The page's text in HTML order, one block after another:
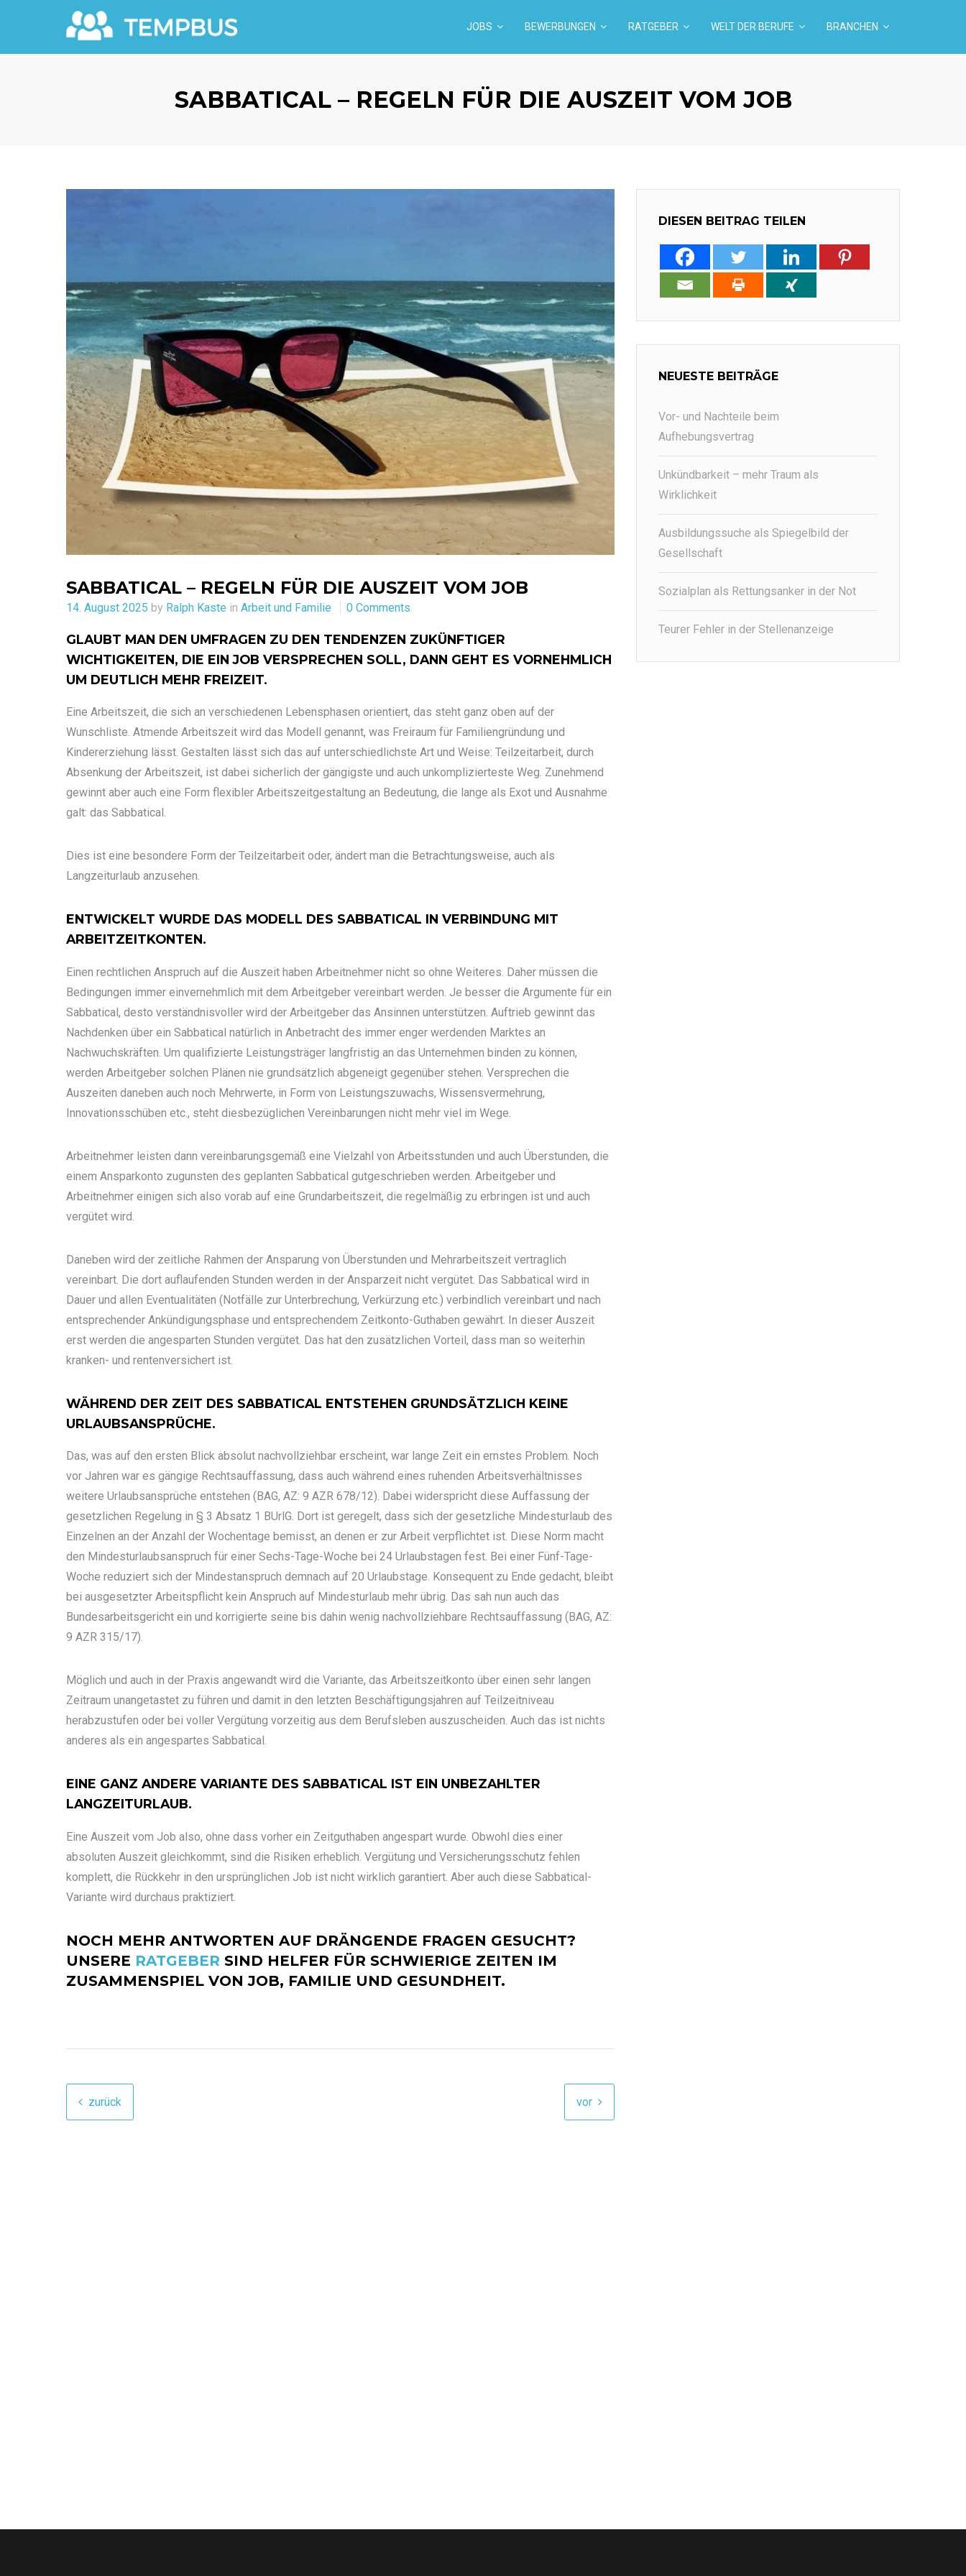
JOBS BEWERBUNGEN RATGEBER WELT DER BERUFE BRANCHEN
SABBATICAL – REGELN FÜR DIE AUSZEIT VOM JOB
SABBATICAL – REGELN FÜR DIE AUSZEIT VOM JOB
Posted
14. August 2025 by Ralph Kaste in Arbeit und Familie 0 Comments
GLAUBT MAN DEN UMFRAGEN ZU DEN TENDENZEN ZUKÜNFTIGER
WICHTIGKEITEN, DIE EIN JOB VERSPRECHEN SOLL, DANN GEHT ES VORNEHMLICH
UM DEUTLICH MEHR FREIZEIT.
Eine Arbeitszeit, die sich an verschiedenen Lebensphasen orientiert, das steht ganz oben auf der
Wunschliste. Atmende Arbeitszeit wird das Modell genannt, was Freiraum für Familiengründung und
Kindererziehung lässt. Gestalten lässt sich das auf unterschiedlichste Art und Weise: Teilzeitarbeit, durch
Absenkung der Arbeitszeit, ist dabei sicherlich der gängigste und auch unkomplizierteste Weg. Zunehmend
gewinnt aber auch eine Form flexibler Arbeitszeitgestaltung an Bedeutung, die lange als Exot und Ausnahme
galt: das Sabbatical.
Dies ist eine besondere Form der Teilzeitarbeit oder, ändert man die Betrachtungsweise, auch als
Langzeiturlaub anzusehen.
ENTWICKELT WURDE DAS MODELL DES SABBATICAL IN VERBINDUNG MIT
ARBEITZEITKONTEN.
Einen rechtlichen Anspruch auf die Auszeit haben Arbeitnehmer nicht so ohne Weiteres. Daher müssen die
Bedingungen immer einvernehmlich mit dem Arbeitgeber vereinbart werden. Je besser die Argumente für ein
Sabbatical, desto verständnisvoller wird der Arbeitgeber das Ansinnen unterstützen. Auftrieb gewinnt das
Nachdenken über ein Sabbatical natürlich in Anbetracht des immer enger werdenden Marktes an
Nachwuchskräften. Um qualifizierte Leistungsträger langfristig an das Unternehmen binden zu können,
werden Arbeitgeber solchen Plänen nie grundsätzlich abgeneigt gegenüber stehen. Versprechen die
Auszeiten daneben auch noch Mehrwerte, in Form von Leistungszuwachs, Wissensvermehrung,
Innovationsschüben etc., steht diesbezüglichen Vereinbarungen nicht mehr viel im Wege.
Arbeitnehmer leisten dann vereinbarungsgemäß eine Vielzahl von Arbeitsstunden und auch Überstunden, die
einem Ansparkonto zugunsten des geplanten Sabbatical gutgeschrieben werden. Arbeitgeber und
Arbeitnehmer einigen sich also vorab auf eine Grundarbeitszeit, die regelmäßig zu erbringen ist und auch
vergütet wird.
Daneben wird der zeitliche Rahmen der Ansparung von Überstunden und Mehrarbeitszeit vertraglich
vereinbart. Die dort auflaufenden Stunden werden in der Ansparzeit nicht vergütet. Das Sabbatical wird in
Dauer und allen Eventualitäten (Notfälle zur Unterbrechung, Verkürzung etc.) verbindlich vereinbart und nach
entsprechender Ankündigungsphase und entsprechendem Zeitkonto-Guthaben gewährt. In dieser Auszeit
erst werden die angesparten Stunden vergütet. Das hat den zusätzlichen Vorteil, dass man so weiterhin
kranken- und rentenversichert ist.
WÄHREND DER ZEIT DES SABBATICAL ENTSTEHEN GRUNDSÄTZLICH KEINE
URLAUBSANSPRÜCHE.
Das, was auf den ersten Blick absolut nachvollziehbar erscheint, war lange Zeit ein ernstes Problem. Noch
vor Jahren war es gängige Rechtsauffassung, dass auch während eines ruhenden Arbeitsverhältnisses
weitere Urlaubsansprüche entstehen (BAG, AZ: 9 AZR 678/12). Dabei widerspricht diese Auffassung der
gesetzlichen Regelung in § 3 Absatz 1 BUrlG. Dort ist geregelt, dass sich der gesetzliche Mindesturlaub des
Einzelnen an der Anzahl der Wochentage bemisst, an denen er zur Arbeit verpflichtet ist. Diese Norm macht
den Mindesturlaubsanspruch für einer Sechs-Tage-Woche bei 24 Urlaubstagen fest. Bei einer Fünf-Tage-
Woche reduziert sich der Mindestanspruch demnach auf 20 Urlaubstage. Konsequent zu Ende gedacht, bleibt
bei ausgesetzter Arbeitspflicht kein Anspruch auf Mindesturlaub mehr übrig. Das sah nun auch das
Bundesarbeitsgericht ein und korrigierte seine bis dahin wenig nachvollziehbare Rechtsauffassung (BAG, AZ:
9 AZR 315/17).
Möglich und auch in der Praxis angewandt wird die Variante, das Arbeitszeitkonto über einen sehr langen
Zeitraum unangetastet zu führen und damit in den letzten Beschäftigungsjahren auf Teilzeitniveau
herabzustufen oder bei voller Vergütung vorzeitig aus dem Berufsleben auszuscheiden. Auch das ist nichts
anderes als ein angespartes Sabbatical.
EINE GANZ ANDERE VARIANTE DES SABBATICAL IST EIN UNBEZAHLTER
LANGZEITURLAUB.
Eine Auszeit vom Job also, ohne dass vorher ein Zeitguthaben angespart wurde. Obwohl dies einer
absoluten Auszeit gleichkommt, sind die Risiken erheblich. Vergütung und Versicherungsschutz fehlen
komplett, die Rückkehr in den ursprünglichen Job ist nicht wirklich garantiert. Aber auch diese Sabbatical-
Variante wird durchaus praktiziert.
NOCH MEHR ANTWORTEN AUF DRÄNGENDE FRAGEN GESUCHT?
UNSERE RATGEBER SIND HELFER FÜR SCHWIERIGE ZEITEN IM
ZUSAMMENSPIEL VON JOB, FAMILIE UND GESUNDHEIT.
zurück vor
DIESEN BEITRAG TEILEN
NEUESTE BEITRÄGE
Vor- und Nachteile beim
Aufhebungsvertrag
Unkündbarkeit – mehr Traum als
Wirklichkeit
Ausbildungssuche als Spiegelbild der
Gesellschaft
Sozialplan als Rettungsanker in der Not
Teurer Fehler in der Stellenanzeige